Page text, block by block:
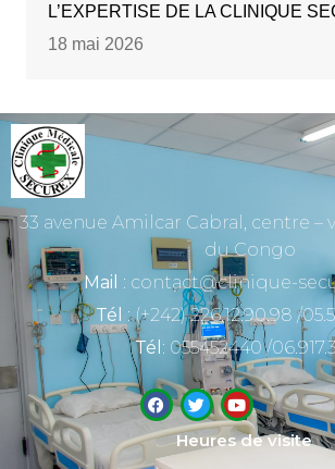
L’EXPERTISE DE LA CLINIQUE
18 mai 2026
33 avenue Amilcar Cabral, centre
du Congo
Mail : contact@clinique-
Tél : (+242) 226.12.90.98 /
Tél : 055452440 /
Heures de visite